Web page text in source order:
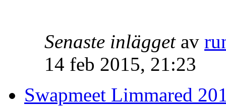
Senaste inlägget av
14 feb 2015, 21:23
Swapmeet Limmared